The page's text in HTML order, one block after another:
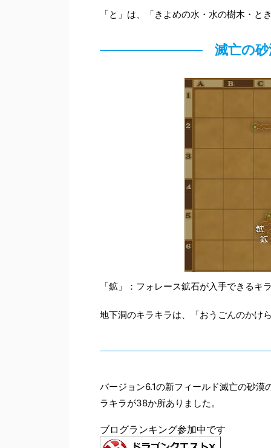
「と」は、「きよめの水・水の樹木・と
滅亡の
「鉱」：フォレース鉱石が入手できるキ
地下洞のキラキラは、「おうごんのかけ
バージョン6.1の新フィールド滅亡の砂
ラキラが38か所ありました。
ブログランキング参加中です